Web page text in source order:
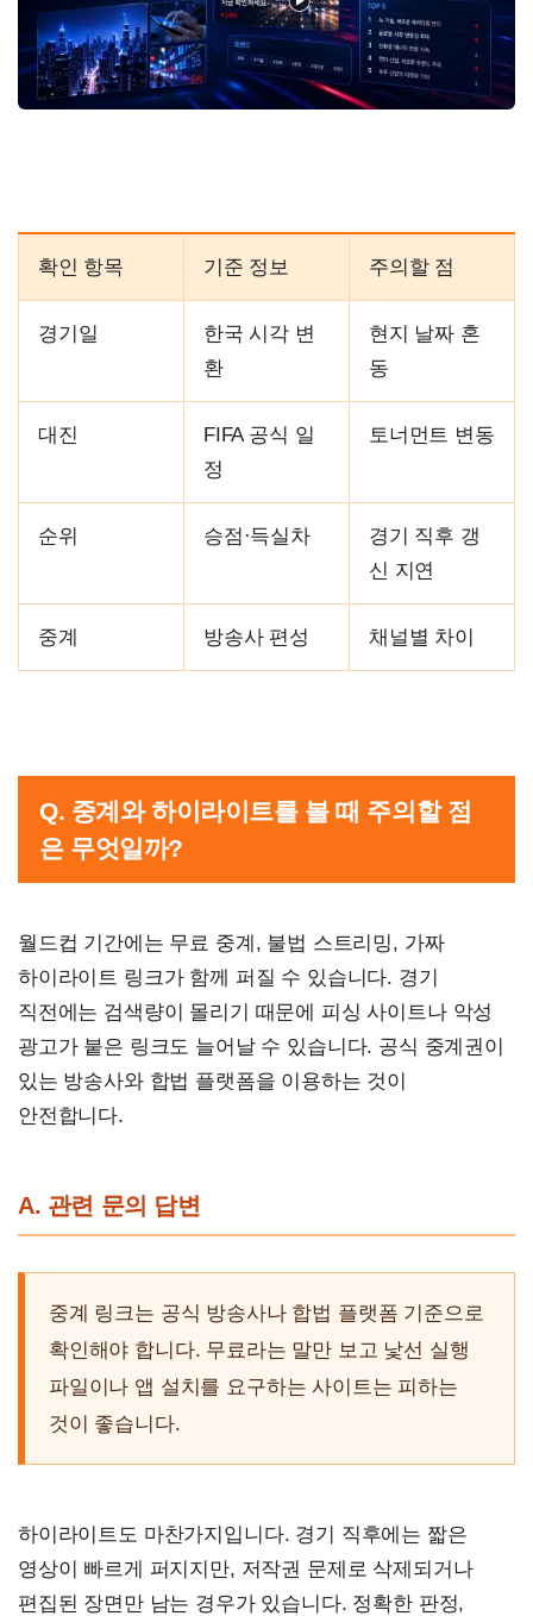
확인 항목 기준 정보 주의할 점
경기일
한국 시각 변
환
현지 날짜 혼
동
대진
FIFA 공식 일
정
토너먼트 변동
순위 승점·득실차
경기 직후 갱
신 지연
중계 방송사 편성 채널별 차이
Q. 중계와 하이라이트를 볼 때 주의할 점
은 무엇일까?
월드컵 기간에는 무료 중계, 불법 스트리밍, 가짜
하이라이트 링크가 함께 퍼질 수 있습니다. 경기
직전에는 검색량이 몰리기 때문에 피싱 사이트나 악성
광고가 붙은 링크도 늘어날 수 있습니다. 공식 중계권이
있는 방송사와 합법 플랫폼을 이용하는 것이
안전합니다.
A. 관련 문의 답변
중계 링크는 공식 방송사나 합법 플랫폼 기준으로
확인해야 합니다. 무료라는 말만 보고 낯선 실행
파일이나 앱 설치를 요구하는 사이트는 피하는
것이 좋습니다.
하이라이트도 마찬가지입니다. 경기 직후에는 짧은
영상이 빠르게 퍼지지만, 저작권 문제로 삭제되거나
편집된 장면만 남는 경우가 있습니다. 정확한 판정,